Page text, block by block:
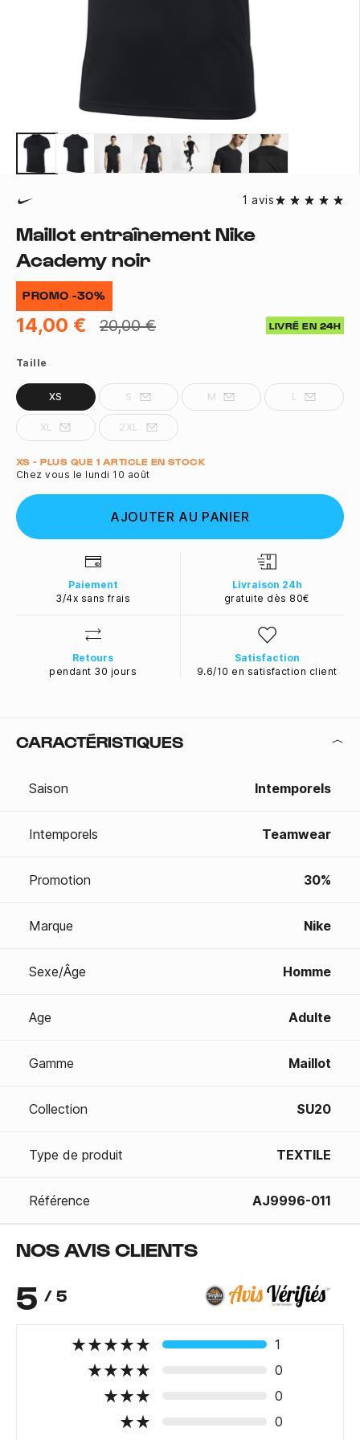
1 avis
Maillot entraînement Nike
Academy noir
PROMO -30%
14,00 € 20,00 € LIVRÉ EN 24H
Taille
XS S M L
XL 2XL
Quantité
XS - PLUS QUE 1 ARTICLE EN STOCK
Chez vous le lundi 10 août
AJOUTER AU PANIER
Paiement
3/4x sans frais
Livraison 24h
gratuite dès 80€
Retours
pendant 30 jours
Satisfaction
9.6/10 en satisfaction client
CARACTÉRISTIQUES
Saison Intemporels
Intemporels Teamwear
Promotion 30%
Marque Nike
Sexe/Âge Homme
Age Adulte
Gamme Maillot
Collection SU20
Type de produit TEXTILE
Référence AJ9996-011
NOS AVIS CLIENTS
5 / 5
1
0
0
0